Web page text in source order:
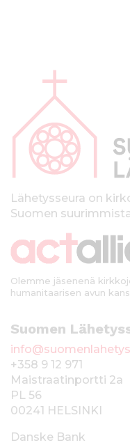
p
kLähetysseura on
Suomen
Olemme jäsenenä
humanitaarisen avun
Suomen
+358 9 12 971
Maistraatinportti 2a
PL 56
00241 HELSINKI
Danske Bank